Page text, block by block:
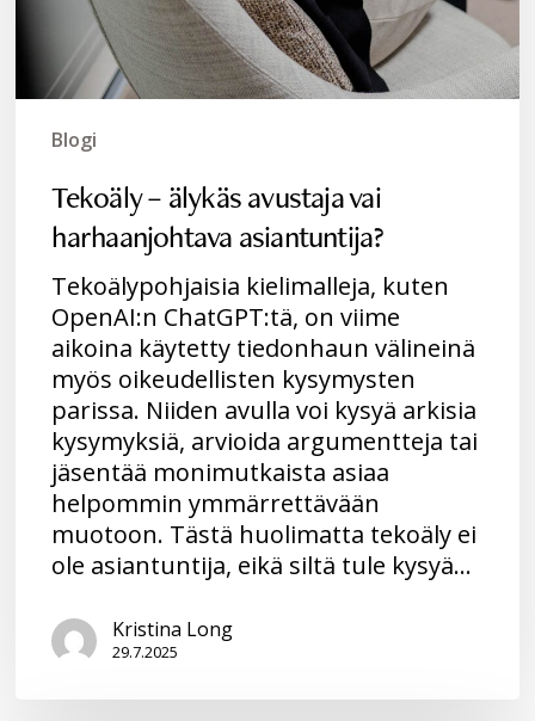
Blogi
Tekoäly – älykäs avustaja vai
harhaanjohtava asiantuntija?
Tekoälypohjaisia kielimalleja, kuten
OpenAI:n ChatGPT:tä, on viime
aikoina käytetty tiedonhaun välineinä
myös oikeudellisten kysymysten
parissa. Niiden avulla voi kysyä arkisia
kysymyksiä, arvioida argumentteja tai
jäsentää monimutkaista asiaa
helpommin ymmärrettävään
muotoon. Tästä huolimatta tekoäly ei
ole asiantuntija, eikä siltä tule kysyä…
Kristina Long
29.7.2025